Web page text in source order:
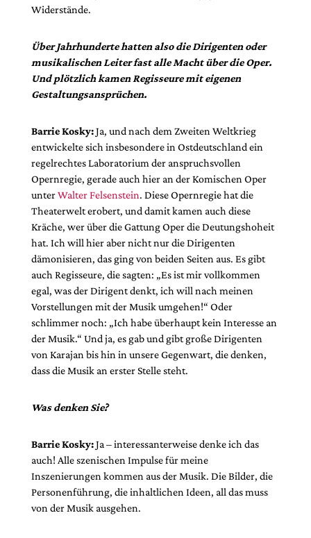
Widerstände.
Über Jahrhunderte hatten also die Dirigenten oder
musikalischen Leiter fast alle Macht über die Oper.
Und plötzlich kamen Regisseure mit eigenen
Gestaltungsansprüchen.
Barrie Kosky:Ja, und nach dem Zweiten Weltkrieg
entwickelte sich insbesondere in Ostdeutschland ein
regelrechtes Laboratorium der anspruchsvollen
Opernregie, gerade auch hier an der Komischen Oper
unterWalter Felsenstein. Diese Opernregie hat die
Theaterwelt erobert, und damit kamen auch diese
Kräche, wer über die Gattung Oper die Deutungshoheit
hat. Ich will hier aber nicht nur die Dirigenten
dämonisieren, das ging von beiden Seiten aus. Es gibt
auch Regisseure, die sagten: „Es ist mir vollkommen
egal, was der Dirigent denkt, ich will nach meinen
Vorstellungen mit der Musik umgehen!“ Oder
schlimmer noch: „Ich habe überhaupt kein Interesse an
der Musik.“ Und ja, es gab und gibt große Dirigenten
von Karajan bis hin in unsere Gegenwart, die denken,
dass die Musik an erster Stelle steht.
Was denken Sie?
Barrie Kosky:Ja – interessanterweise denke ich das
auch! Alle szenischen Impulse für meine
Inszenierungen kommen aus der Musik. Die Bilder, die
Personenführung, die inhaltlichen Ideen, all das muss
von der Musik ausgehen.